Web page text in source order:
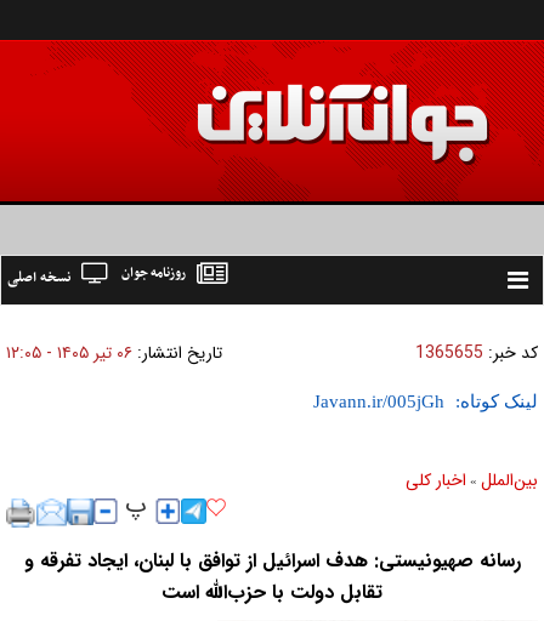
Toggle
نسخه اصلی روزنامه جوان
کد خبر: 1365655 تاریخ انتشار: ۰۶ تير ۱۴۰۵ - ۱۲:۰۵
لینک کوتاه:
بين‌الملل » اخبار كلی
رسانه صهیونیستی: هدف اسرائیل از توافق با لبنان، ایجاد تفرقه و
تقابل دولت با حزب‌الله است